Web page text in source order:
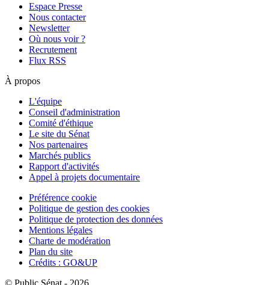
Espace Presse
Nous contacter
Newsletter
Où nous voir ?
Recrutement
Flux RSS
À propos
L'équipe
Conseil d'administration
Comité d'éthique
Le site du Sénat
Nos partenaires
Marchés publics
Rapport d'activités
Appel à projets documentaire
Préférence cookie
Politique de gestion des cookies
Politique de protection des données
Mentions légales
Charte de modération
Plan du site
Crédits : GO&UP
© Public Sénat - 2026